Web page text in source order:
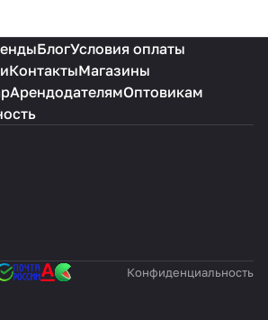
БлогУсловия оплаты
КонтактыМагазины
АрендодателямОптовикам
Конфиденциальность